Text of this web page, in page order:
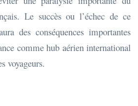
Le succès ou l’échec de ce
des conséquences importantes
comme hub aérien international
voyageurs.